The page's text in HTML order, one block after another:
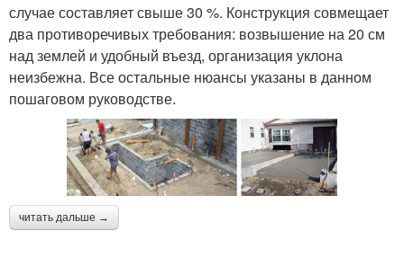
случае составляет свыше 30 %. Конструкция совмещает
два противоречивых требования: возвышение на 20 см
над землей и удобный въезд, организация уклона
неизбежна. Все остальные нюансы указаны в данном
пошаговом руководстве.
читать дальше →